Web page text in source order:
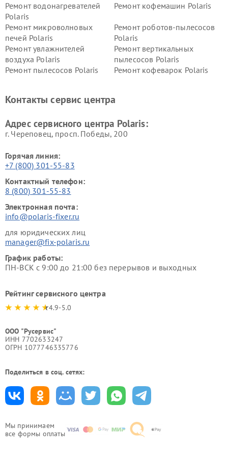
Мы принимаем
все формы оплаты
Ремонт водонагревателей
Polaris
Ремонт кофемашин Polaris
Ремонт микроволновых
печей Polaris
Ремонт роботов-пылесосов
Polaris
Ремонт увлажнителей
воздуха Polaris
Ремонт вертикальных
пылесосов Polaris
Ремонт пылесосов Polaris
Ремонт кофеварок Polaris
Контакты сервис центра
Адрес сервисного центра Polaris:
г. Череповец, просп. Победы, 200
Горячая линия:
+7 (800) 301-55-83
Контактный телефон:
8 (800) 301-55-83
Электронная почта:
info@polaris-fixer.ru
для юридических лиц
manager@fix-polaris.ru
График работы:
ПН-ВСК с 9:00 до 21:00 без перерывов и выходных
Рейтинг сервисного центра
4.9-5.0
ООО "Русервис"
ИНН 7702633247
ОГРН 1077746335776
Поделиться в соц. сетях: